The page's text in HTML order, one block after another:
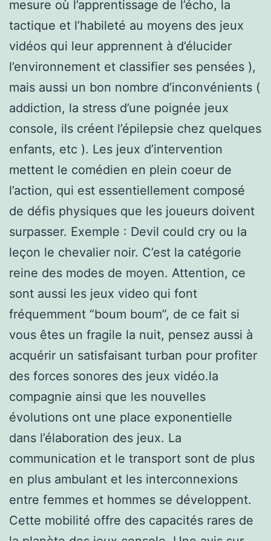
mesure où l’apprentissage de l’écho, la
tactique et l’habileté au moyens des jeux
vidéos qui leur apprennent à d’élucider
l’environnement et classifier ses pensées ),
mais aussi un bon nombre d’inconvénients (
addiction, la stress d’une poignée jeux
console, ils créent l’épilepsie chez quelques
enfants, etc ). Les jeux d’intervention
mettent le comédien en plein coeur de
l’action, qui est essentiellement composé
de défis physiques que les joueurs doivent
surpasser. Exemple : Devil could cry ou la
leçon le chevalier noir. C’est la catégorie
reine des modes de moyen. Attention, ce
sont aussi les jeux video qui font
fréquemment “boum boum”, de ce fait si
vous êtes un fragile la nuit, pensez aussi à
acquérir un satisfaisant turban pour profiter
des forces sonores des jeux vidéo.la
compagnie ainsi que les nouvelles
évolutions ont une place exponentielle
dans l’élaboration des jeux. La
communication et le transport sont de plus
en plus ambulant et les interconnexions
entre femmes et hommes se développent.
Cette mobilité offre des capacités rares de